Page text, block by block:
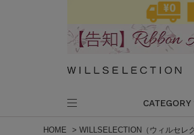
CATEGORY
HOME > WILLSELECTION（ウィルセレ